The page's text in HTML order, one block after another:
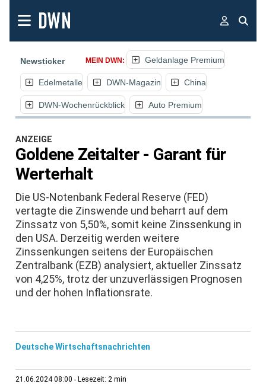
Newsticker MEIN DWN: Geldanlage Premium
Edelmetalle DWN-Magazin China
DWN-Wochenrückblick Auto Premium
ANZEIGE
Goldene Zeitalter - Garant für
Werterhalt
Die US-Notenbank Federal Reserve (FED)
vertagte die Zinswende und beharrt auf dem
Zinssatz von 5,50%, somit keine Zinssenkung in
den USA. Derzeitig werden weitere
Zinssenkungen seitens der Europäischen
Zentralbank (EZB) analysiert, aktueller Zinssatz
von 4,25%, trotz der unzuverlässigen Prognosen
und der hohen Inflationsrate.
Deutsche Wirtschaftsnachrichten
21.06.2024 08:00 Lesezeit: 2 min